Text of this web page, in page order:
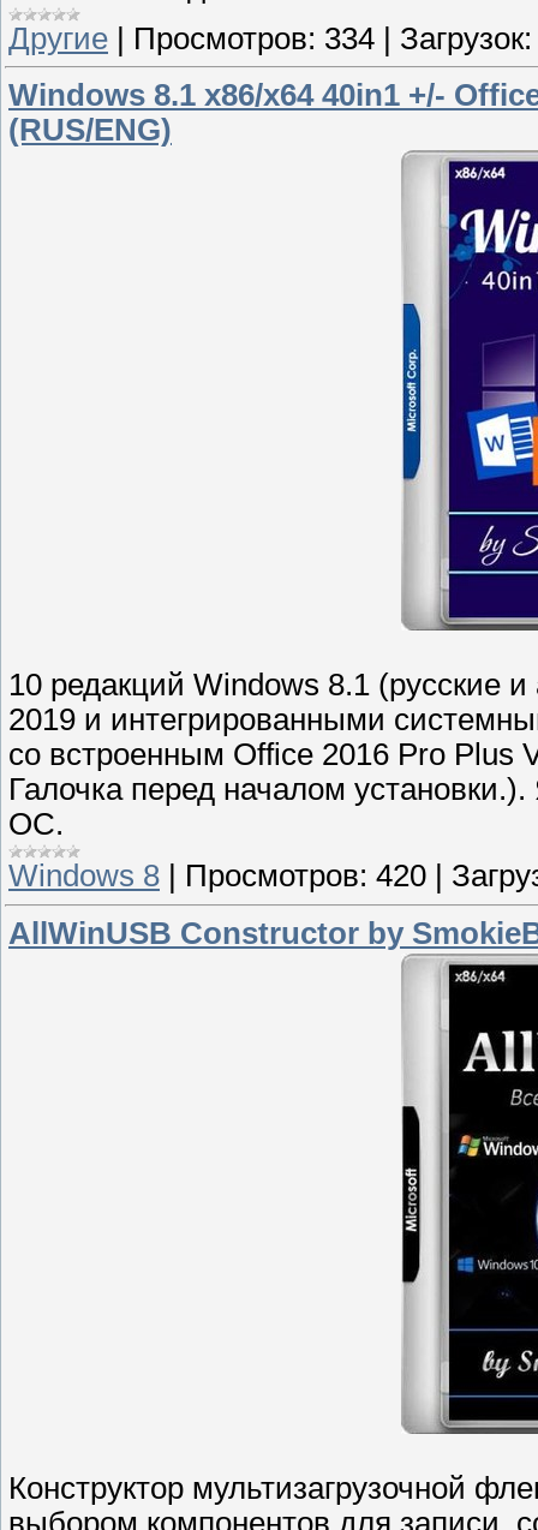
Другие | Просмотров: 334 | Загрузок:
Windows 8.1 x86/x64 40in1 +/-
(RUS/ENG)
10 редакций Windows 8.1 (русские
2019 и интегрированными
со встроенным Office 2016 Pro Plus
Галочка перед началом
ОС.
Windows 8
Просмотров: 420
AllWinUSB Constructor by
Конструктор мультизагрузочной
выбором компонентов для записи,